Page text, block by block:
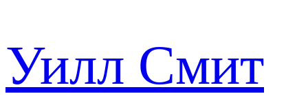
Уилл Смит